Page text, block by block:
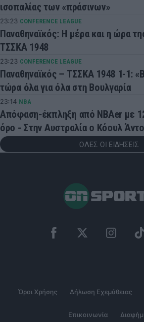
ισοπαλίας των «πράσινων»
23:23 CONFERENCE LEAGUE
Παναθηναϊκός: Η μέρα και η ώρα
ΤΣΣΚΑ 1948
23:23 CONFERENCE LEAGUE
Παναθηναϊκός – ΤΣΣΚΑ 1948 1-1:
τώρα όλα για όλα στη Βουλγαρία
23:14 NBA
Απόφαση-έκπληξη από NBAer με
όρο - Στην Αυστραλία ο Κόουλ
ΟΛΕΣ ΟΙ ΕΙΔΗΣΕΙΣ
Όροι Χρήσης Δήλωση Εχεμύθειας
Επικοινωνία